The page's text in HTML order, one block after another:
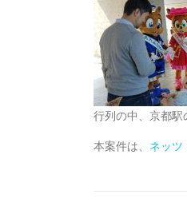
行列の中、京都
本案件は、 ネッツ